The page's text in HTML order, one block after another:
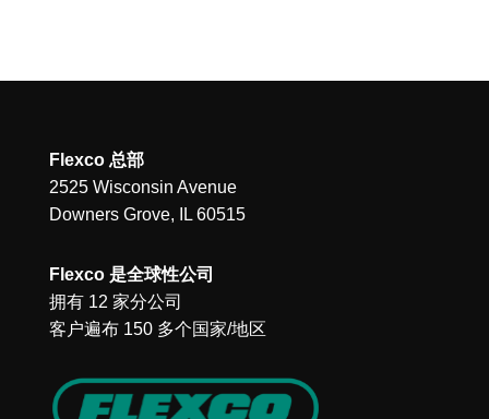
Flexco 总部
2525 Wisconsin Avenue
Downers Grove, IL 60515
Flexco 是全球性公司
拥有 12 家分公司
客户遍布 150 多个国家/地区